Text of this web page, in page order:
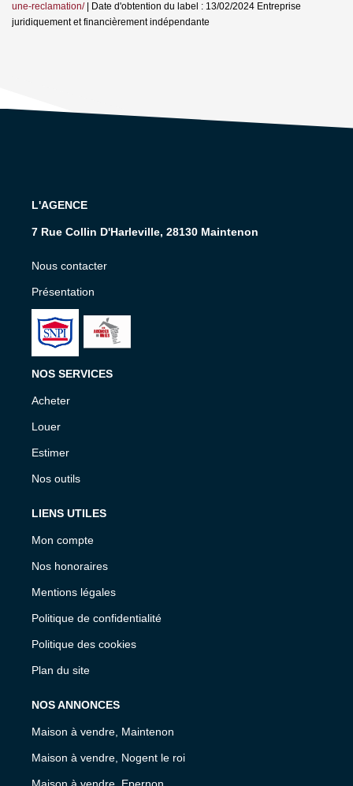
une-reclamation/| Date d'obtention du label : 13/02/2024 Entreprise
juridiquement et financièrement indépendante
L'AGENCE
7 Rue Collin D'Harleville, 28130 Maintenon
Nous contacter
Présentation
NOS SERVICES
Acheter
Louer
Estimer
Nos outils
LIENS UTILES
Mon compte
Nos honoraires
Mentions légales
Politique de confidentialité
Politique des cookies
Plan du site
NOS ANNONCES
Maison à vendre, Maintenon
Maison à vendre, Nogent le roi
Maison à vendre, Epernon